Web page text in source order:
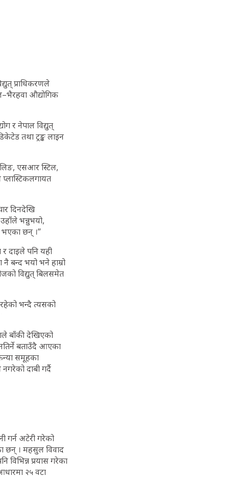
प्राधिकरणले
औद्योगिक
र नेपाल विद्युत्
तथा ट्रङ्क लाइन
एसआर स्टिल,
दिनदेखि
भन्नुभयो,
भएका छन् ।”
र दाइले पनि यही
नै बन्द भयो भने हाम्रो
विद्युत् बिलसमेत
रहेको भन्दै त्यसको
बाँकी देखिएको
बताउँदै आएका
समूहका
दाबी गर्दै
गर्न अटेरी गरेको
छन् । महसुल विवाद
विभिन्न प्रयास गरेका
२५ वटा